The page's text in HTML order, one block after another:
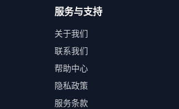
服务与支持
关于我们
联系我们
帮助中心
隐私政策
服务条款